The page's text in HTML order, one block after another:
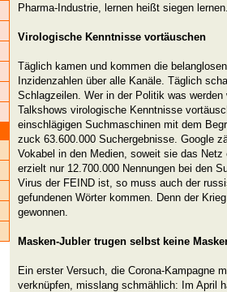
Pharma-Industrie, lernen heißt siegen
Virologische Kenntnisse vortäuschen
Täglich kamen und kommen die
Inzidenzahlen über alle Kanäle. Täglich
Schlagzeilen. Wer in der Politik was
Talkshows virologische Kenntnisse
einschlägigen Suchmaschinen mit dem
zuck 63.600.000 Suchergebnisse. Google
Vokabel in den Medien, soweit sie das Netz
erzielt nur 12.700.000 Nennungen bei den
Virus der FEIND ist, so muss auch der
gefundenen Wörter kommen. Denn der
gewonnen.
Masken-Jubler trugen selbst keine
Ein erster Versuch, die Corona-Kampagne
verknüpfen, misslang schmählich: Im April